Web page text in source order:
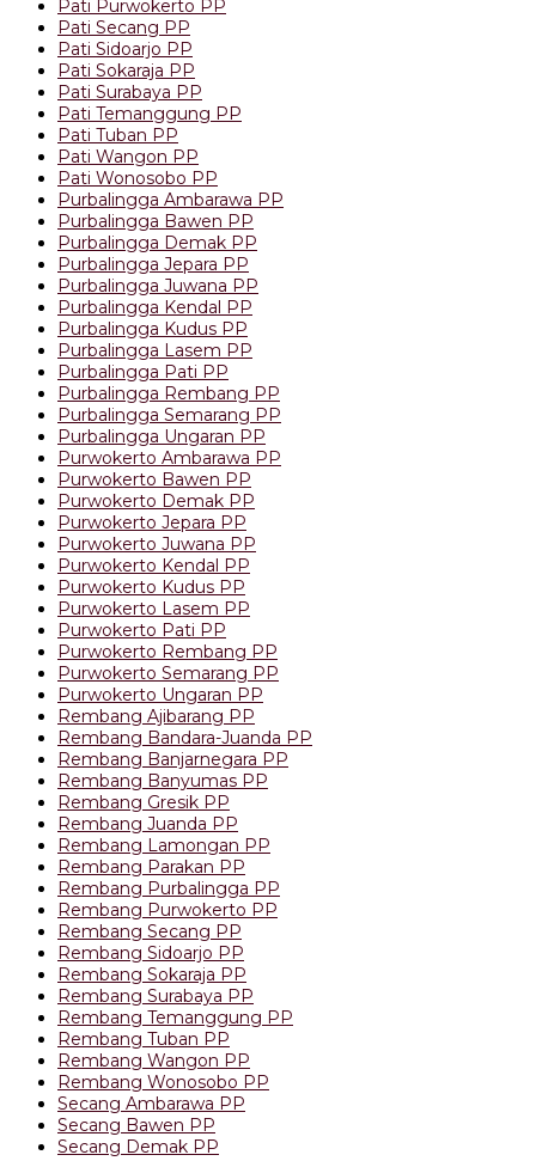
Pati Purwokerto PP
Pati Secang PP
Pati Sidoarjo PP
Pati Sokaraja PP
Pati Surabaya PP
Pati Temanggung PP
Pati Tuban PP
Pati Wangon PP
Pati Wonosobo PP
Purbalingga Ambarawa PP
Purbalingga Bawen PP
Purbalingga Demak PP
Purbalingga Jepara PP
Purbalingga Juwana PP
Purbalingga Kendal PP
Purbalingga Kudus PP
Purbalingga Lasem PP
Purbalingga Pati PP
Purbalingga Rembang PP
Purbalingga Semarang PP
Purbalingga Ungaran PP
Purwokerto Ambarawa PP
Purwokerto Bawen PP
Purwokerto Demak PP
Purwokerto Jepara PP
Purwokerto Juwana PP
Purwokerto Kendal PP
Purwokerto Kudus PP
Purwokerto Lasem PP
Purwokerto Pati PP
Purwokerto Rembang PP
Purwokerto Semarang PP
Purwokerto Ungaran PP
Rembang Ajibarang PP
Rembang Bandara-Juanda PP
Rembang Banjarnegara PP
Rembang Banyumas PP
Rembang Gresik PP
Rembang Juanda PP
Rembang Lamongan PP
Rembang Parakan PP
Rembang Purbalingga PP
Rembang Purwokerto PP
Rembang Secang PP
Rembang Sidoarjo PP
Rembang Sokaraja PP
Rembang Surabaya PP
Rembang Temanggung PP
Rembang Tuban PP
Rembang Wangon PP
Rembang Wonosobo PP
Secang Ambarawa PP
Secang Bawen PP
Secang Demak PP